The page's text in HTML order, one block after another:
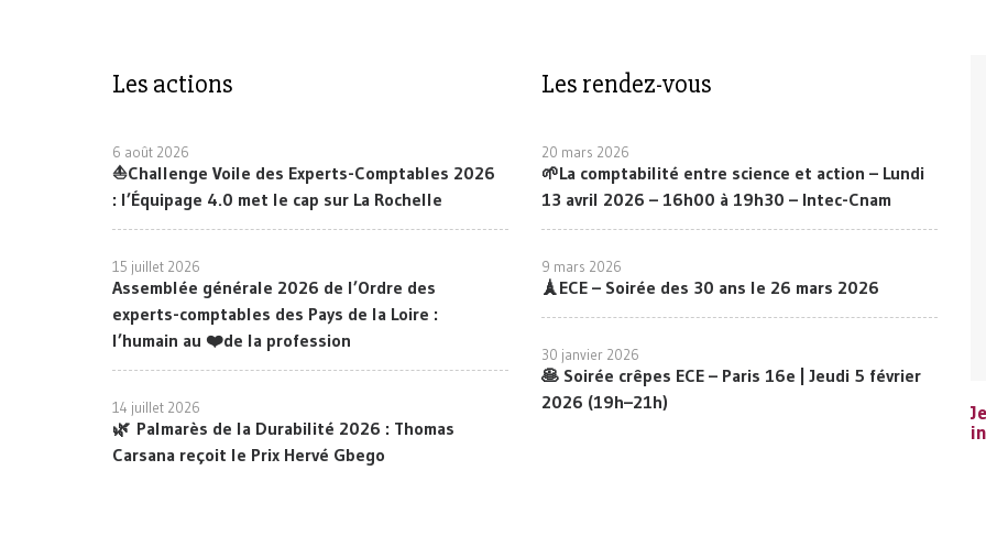
Les actions
6 août 2026
⛵Challenge Voile des Experts-Comptables 2026
: l’Équipage 4.0 met le cap sur La Rochelle
15 juillet 2026
Assemblée générale 2026 de l’Ordre des
experts-comptables des Pays de la Loire :
l’humain au ❤️de la profession
14 juillet 2026
🌿 Palmarès de la Durabilité 2026 : Thomas
Carsana reçoit le Prix Hervé Gbego
Les rendez-vous
20 mars 2026
🌱La comptabilité entre science et action – Lundi
13 avril 2026 – 16h00 à 19h30 – Intec-Cnam
9 mars 2026
🗼ECE – Soirée des 30 ans le 26 mars 2026
30 janvier 2026
🥞 Soirée crêpes ECE – Paris 16e | Jeudi 5 février
2026 (19h–21h)